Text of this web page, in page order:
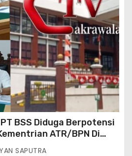
BSS Diduga Berpotensi
ATR/BPN Di
SAPUTRA